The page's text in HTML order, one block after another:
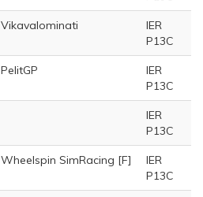
Vikavalominati
IER
P13C
PelitGP
IER
P13C
IER
P13C
Wheelspin SimRacing [F]
IER
P13C